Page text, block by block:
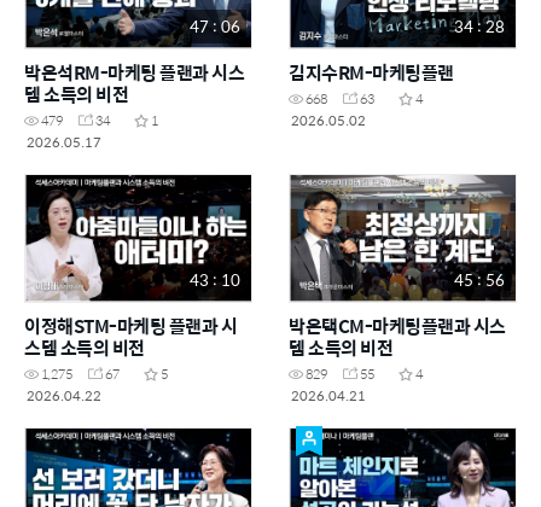
47 : 06
박은석RM-마케팅 플랜과 시스
템 소득의 비전
479 34
1
2026.05.17
34 : 28
김지수RM-마케팅플랜
668 63
4
2026.05.02
43 : 10
이정해STM-마케팅 플랜과 시
스템 소득의 비전
1,275 67
5
2026.04.22
45 : 56
박은택CM-마케팅플랜과 시스
템 소득의 비전
829 55
4
2026.04.21